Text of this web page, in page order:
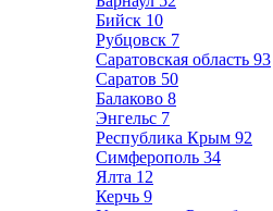
Бийск 10
Рубцовск 7
Саратовская область 93
Саратов 50
Балаково 8
Энгельс 7
Республика Крым 92
Симферополь 34
Ялта 12
Керчь 9